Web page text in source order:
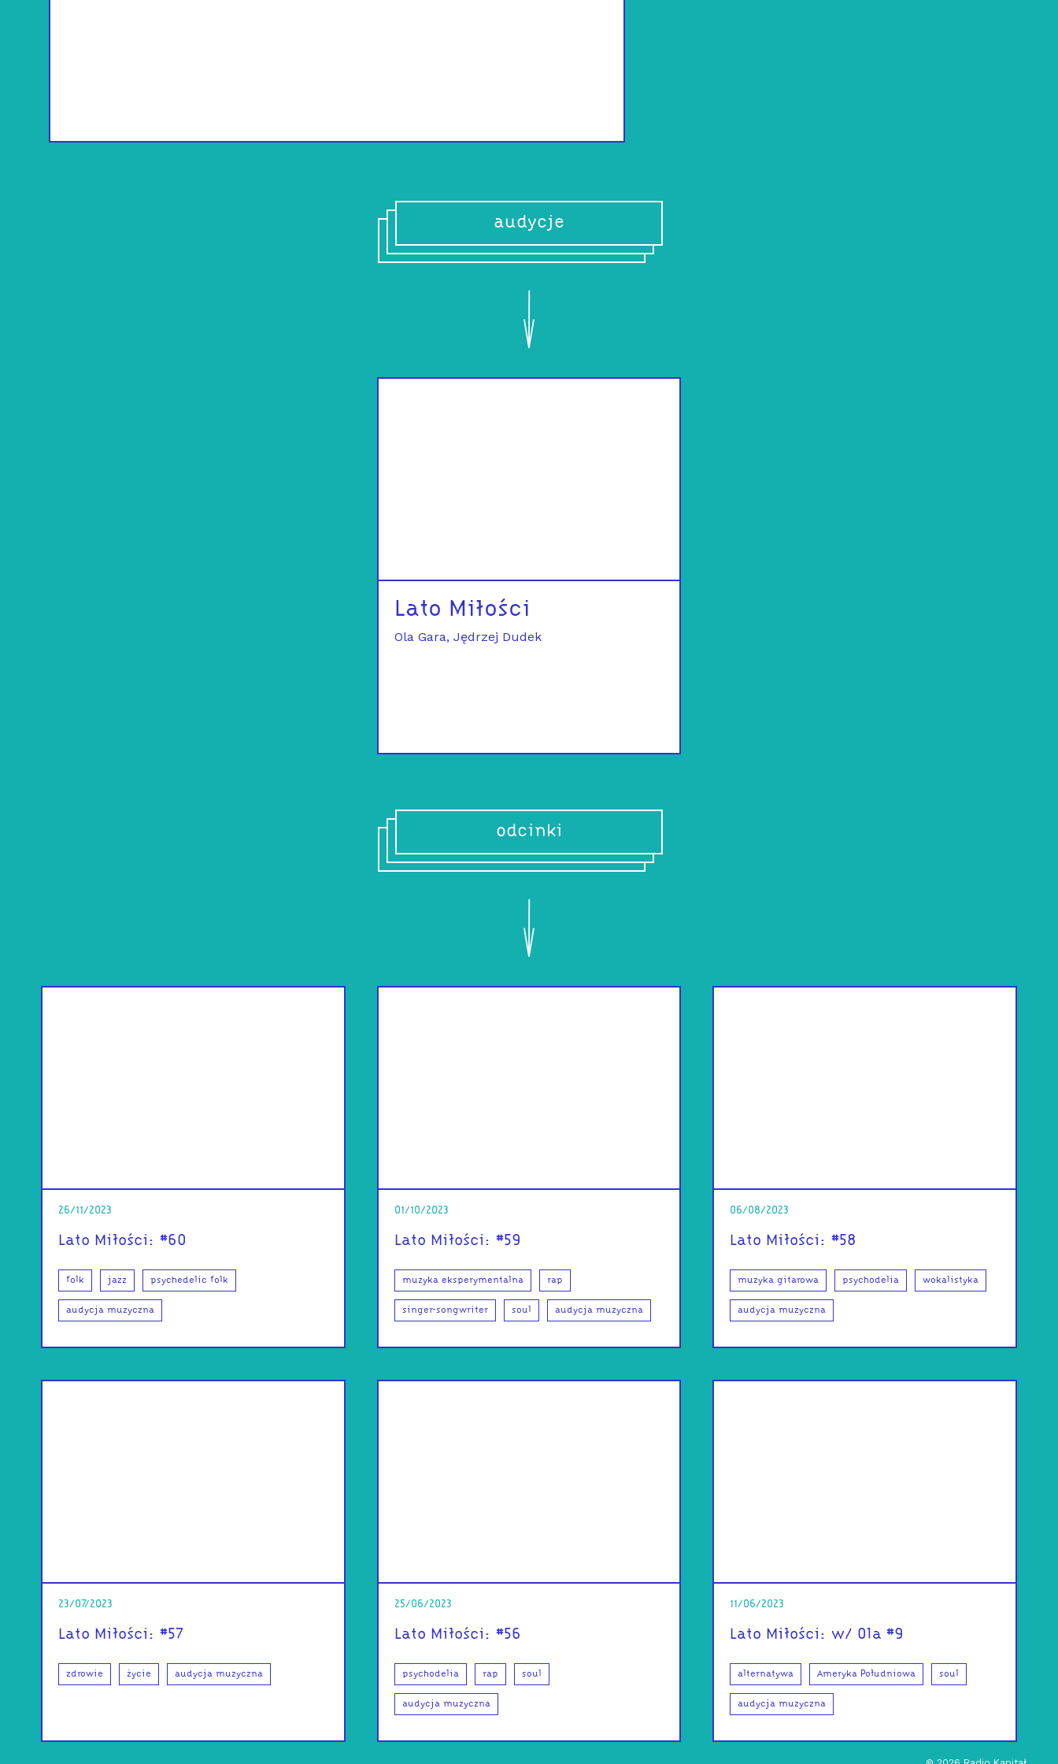
audycje
Lato Miłości
Ola Gara Jędrzej Dudek
odcinki
26/11/2023
Lato Miłości: #60
folk jazz psychedelic folk
audycja muzyczna
01/10/2023
Lato Miłości: #59
muzyka eksperymentalna rap
singer-songwriter soul audycja muzyczna
06/08/2023
Lato Miłości: #58
muzyka gitarowa psychodelia wokalistyka
audycja muzyczna
23/07/2023
Lato Miłości: #57
zdrowie życie audycja muzyczna
25/06/2023
Lato Miłości: #56
psychodelia rap soul
audycja muzyczna
11/06/2023
Lato Miłości: w/ Ola #9
alternatywa Ameryka Południowa soul
audycja muzyczna